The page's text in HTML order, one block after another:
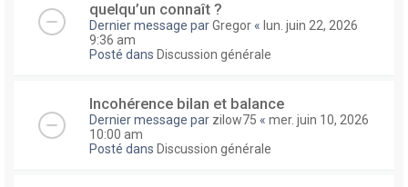
quelqu’un connaît ?
Dernier message parGregor « lun. juin 22, 2026
9:36 am
Posté dans Discussion générale
Incohérence bilan et balance
Dernier message par zilow75 « mer. juin 10, 2026
10:00 am
Posté dans Discussion générale